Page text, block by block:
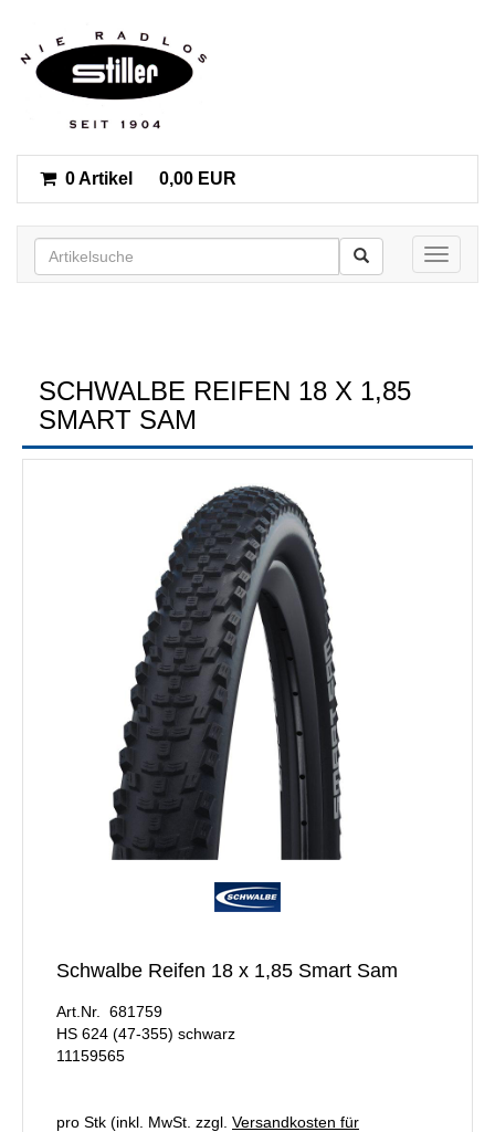
0 Artikel 0,00 EUR
Toggle
SCHWALBE REIFEN 18 X 1,85
SMART SAM
Schwalbe Reifen 18 x 1,85 Smart Sam
Art.Nr. 681759
HS 624 (47-355) schwarz
11159565
pro Stk (inkl. MwSt. zzgl. Versandkosten für